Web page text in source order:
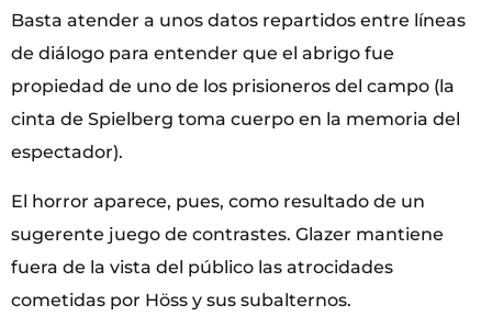
Basta atender a unos datos repartidos entre líneas
de diálogo para entender que el abrigo fue
propiedad de uno de los prisioneros del campo (la
cinta de Spielberg toma cuerpo en la memoria del
espectador).
El horror aparece, pues, como resultado de un
sugerente juego de contrastes. Glazer mantiene
fuera de la vista del público las atrocidades
cometidas por Höss y sus subalternos.